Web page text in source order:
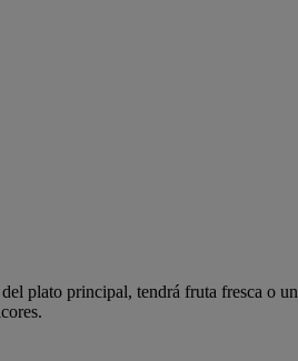
plato principal, tendrá fruta fresca o